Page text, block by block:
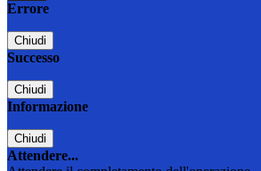
Errore
Chiudi
Successo
Chiudi
Informazione
Chiudi
Attendere...